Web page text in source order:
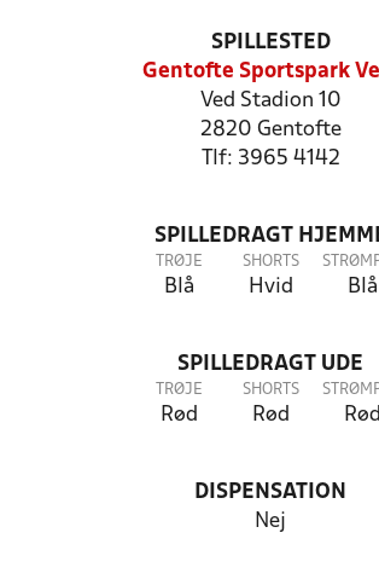
SPILLESTED
Gentofte Sportspark
Ved Stadion 10
2820 Gentofte
Tlf: 3965 4142
SPILLEDRAGT
TRØJE
Blå
SHORTS
Hvid Blå
SPILLEDRAGT UDE
TRØJE
Rød
SHORTS
Rød Rød
DISPENSATION
Nej